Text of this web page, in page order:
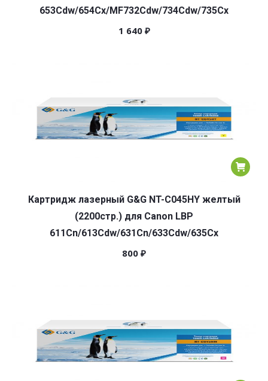
653Cdw/654Cx/MF732Cdw/734Cdw/735Cx
1 640 ₽
Картридж лазерный G&G NT-C045HY желтый
(2200стр.) для Canon LBP
611Cn/613Cdw/631Cn/633Cdw/635Cx
800 ₽